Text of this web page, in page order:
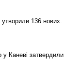
утворили 136 нових.
Каневі затвердили